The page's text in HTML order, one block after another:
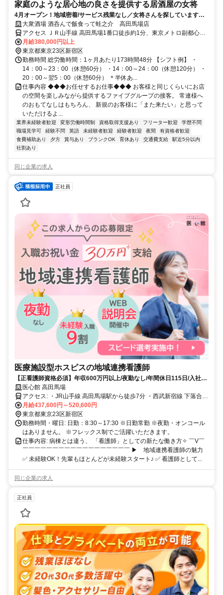
家庭のような居心地の良さを提供する居酒屋の女将
4月オープン！地域密着/サービス残業なし／女将さんを探しています。
35歳以下限定＊全員面談
大衆酒場 酒呑んで飯食って蛙之介 高田馬場店
アクセス ＪＲ山手線 高田馬場1番口徒歩約1分、東京メトロ副都心線
西早稲田1番口徒歩約13分、西武新宿線 下落合（東京都）北口徒歩約
13分
月給380,000円以上
東京都東京23区新宿区
勤務時間 総労働時間：1ヶ月あたり173時間48分 【シフト例】 ・
14：00～23：00（休憩60分） ・14：00～24：00（休憩120分） ・
20：00～翌5：00（休憩60分） ＊半休あ...
仕事内容 ◆◆◆お任せするお仕事◆◆◆ お客様と同じくらいにお店
の空間を楽しみながら提供するファイブグループの接客。 常連様へ
のおもてなしはもちろん、 新規のお客様に「また来たい」と思って
いただけるよ...
業界未経験者歓迎 変形労働時間制 資格取得支援あり フリーター歓迎
学歴不問
職場見学可
経験不問 英語 未経験者歓迎 経験者歓迎 夜間
有資格者歓迎
食費補助あり
夕方 賞与あり ブランクOK 育休あり 交通費支給
駅近5分以内
社割あり
同じ企業の求人
正社員
医療施設型ホスピスの地域連携看護師
【正看護師資格必須】年収600万円以上/夜勤なし/年間休日115日/入社祝
い金あり
医心館 高田馬場
アクセス: ・JR山手線 高田馬場駅から徒歩7分 ・西武新宿線 下落合駅
から徒歩7分
月給437,600円～520,600円
東京都東京23区新宿区
勤務時間・曜日: 日勤：8:30～17:30 ※日勤常勤 ※夜勤・オンコール
はありません。 ※フレックス制でご活躍いただきます。
仕事内容: 病棟とは違う、 「看護師」としての新たな働き方✧ ￣V￣
￣￣￣￣￣￣￣￣￣￣￣￣￣￣￣￣￣￣ ▶ 地域連携看護師の魅力
✅ 未経験OK！先輩もほとんどが未経験スタート♪ ✅ 看護師として...
同じ企業の求人
正社員